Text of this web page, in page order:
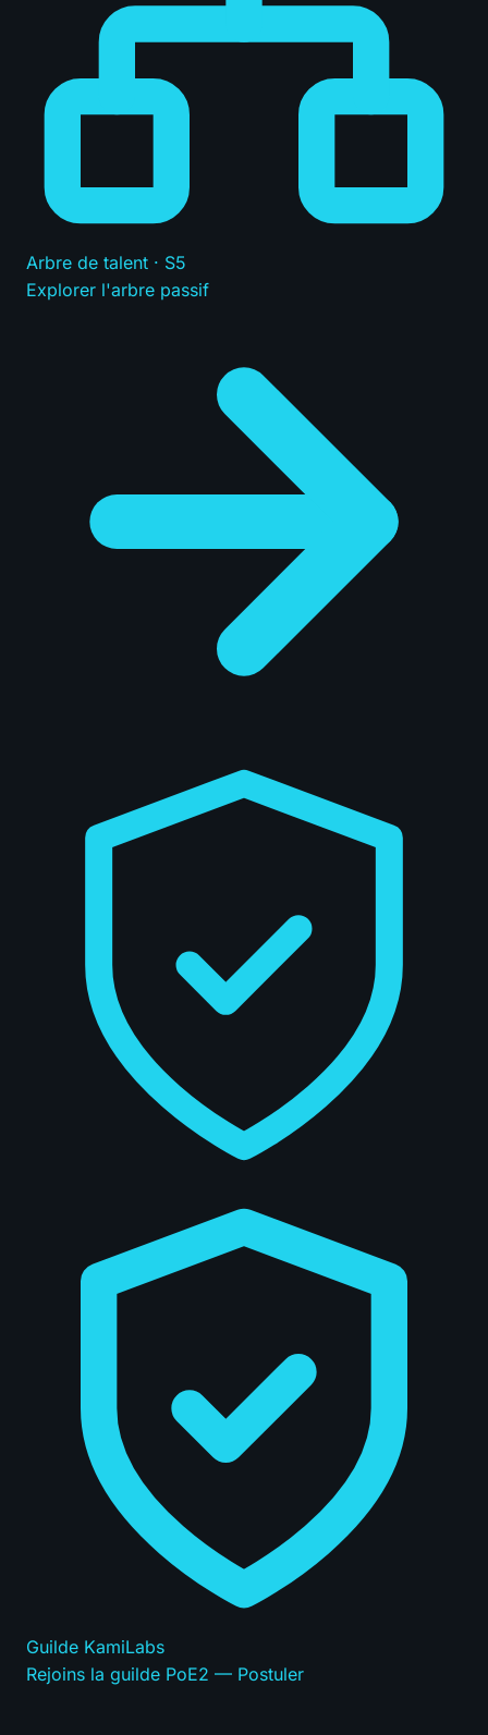
Arbre de talent · S5
Explorer l'arbre passif
Guilde KamiLabs
Rejoins la guilde PoE2 — Postuler